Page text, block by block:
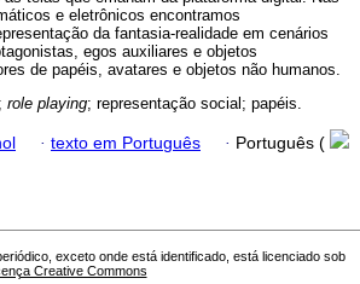
e eletrônicos encontramos
da fantasia-realidade em cenários
egos auxiliares e objetos
de papéis, avatares e objetos não humanos.
role playing; representação social; papéis.
· texto em Português · Português (
exceto onde está identificado, está licenciado sob
Creative Commons